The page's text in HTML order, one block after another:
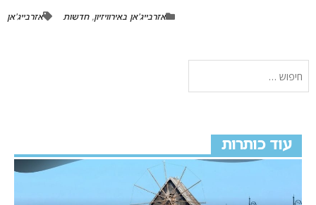
אזרבייג'אן באירוויזיון,חדשות אזרבייג'אן
עוד כותרות